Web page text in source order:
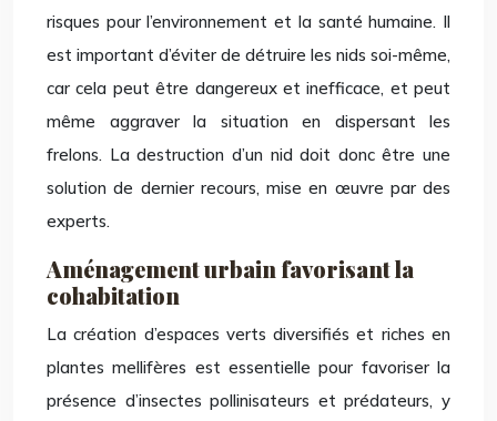
risques pour l’environnement et la santé humaine. Il
est important d’éviter de détruire les nids soi-même,
car cela peut être dangereux et inefficace, et peut
même aggraver la situation en dispersant les
frelons. La destruction d’un nid doit donc être une
solution de dernier recours, mise en œuvre par des
experts.
Aménagement urbain favorisant la
cohabitation
La création d’espaces verts diversifiés et riches en
plantes mellifères est essentielle pour favoriser la
présence d’insectes pollinisateurs et prédateurs, y